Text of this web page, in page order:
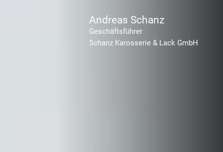
Andreas Schanz
Geschäftsführer
Schanz Karosserie & Lack GmbH